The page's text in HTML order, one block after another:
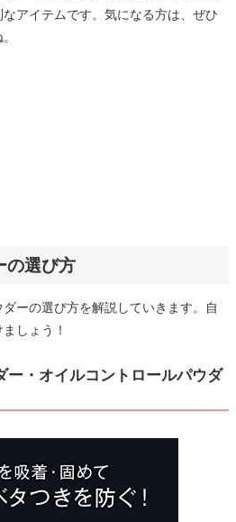
アイテムです。気になる方は、ぜひ
の選び方
ーの選び方を解説していきます。自
しょう！
ー・オイルコントロールパウダ